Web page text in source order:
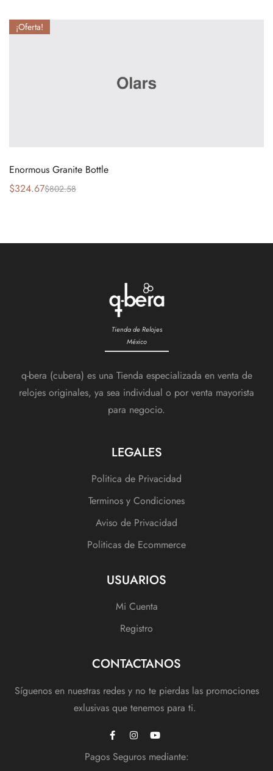
¡Oferta!
Enormous Granite Bottle
$802.58
$324.67
Tienda de Relojes
México
q-bera (cubera) es una Tienda especializada en venta de
relojes originales, ya sea individual o por venta mayorista
para negocio.
LEGALES
Politica de Privacidad
Terminos y Condiciones
Aviso de Privacidad
Politicas de Ecommerce
USUARIOS
Mi Cuenta
Registro
CONTACTANOS
Síguenos en nuestras redes y no te pierdas las promociones
exlusivas que tenemos para ti.
Pagos Seguros mediante: